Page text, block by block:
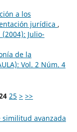
a los
jurídica ,
Julio-
de la
Vol. 2 Núm. 4
25 > >>
avanzada